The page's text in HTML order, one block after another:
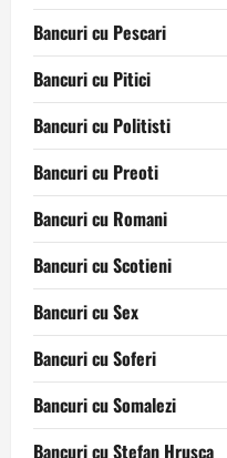
Bancuri cu Pescari
Bancuri cu Pitici
Bancuri cu Politisti
Bancuri cu Preoti
Bancuri cu Romani
Bancuri cu Scotieni
Bancuri cu Sex
Bancuri cu Soferi
Bancuri cu Somalezi
Bancuri cu Stefan Hrusca